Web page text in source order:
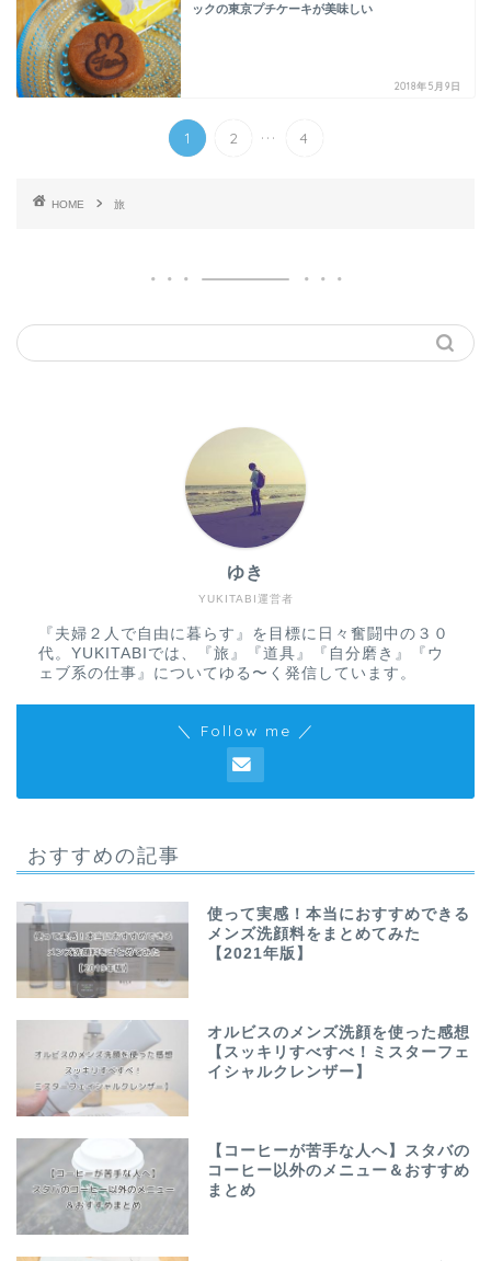
ックの東京プチケーキが美味しい
2018年5月9日
1 2 ... 4
HOME 旅
YUKITABI運営者
ゆき
『夫婦２人で自由に暮らす』を目標に日々奮闘中の３０
代。YUKITABIでは、『旅』『道具』『自分磨き』『ウ
ェブ系の仕事』についてゆる〜く発信しています。
＼ Follow me ／
おすすめの記事
使って実感！本当におすすめできる
メンズ洗顔料をまとめてみた
【2021年版】
オルビスのメンズ洗顔を使った感想
【スッキリすべすべ！ミスターフェ
イシャルクレンザー】
【コーヒーが苦手な人へ】スタバの
コーヒー以外のメニュー＆おすすめ
まとめ